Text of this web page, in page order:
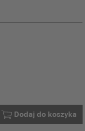
Dodaj do koszyka
Już w Twoim